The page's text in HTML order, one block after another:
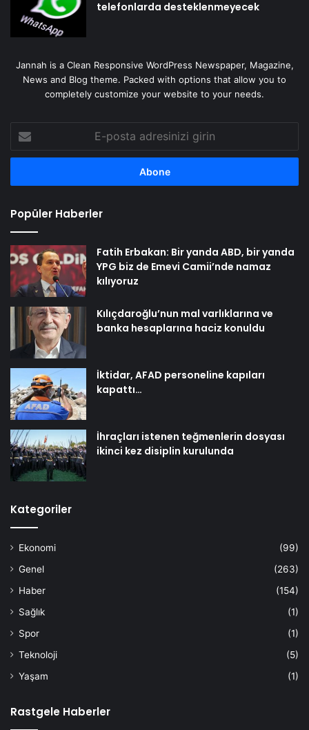
telefonlarda desteklenmeyecek
Jannah is a Clean Responsive WordPress Newspaper, Magazine,
News and Blog theme. Packed with options that allow you to
completely customize your website to your needs.
posta
adresinizi
Popüler Haberler
Fatih Erbakan: Bir yanda ABD, bir yanda
YPG biz de Emevi Camii’nde namaz
kılıyoruz
Kılıçdaroğlu’nun mal varlıklarına ve
banka hesaplarına haciz konuldu
İktidar, AFAD personeline kapıları
kapattı…
İhraçları istenen teğmenlerin dosyası
ikinci kez disiplin kurulunda
Kategoriler
Ekonomi
(99)
Genel
(263)
Haber
(154)
Sağlık
(1)
Spor
(1)
Teknoloji
(5)
Yaşam
(1)
Rastgele Haberler